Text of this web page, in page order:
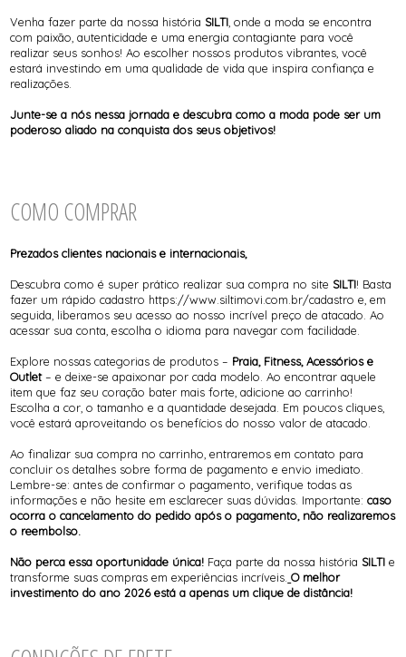
Venha fazer parte da nossa história SILTI, onde a moda se encontra
com paixão, autenticidade e uma energia contagiante para você
realizar seus sonhos! Ao escolher nossos produtos vibrantes, você
estará investindo em uma qualidade de vida que inspira confiança e
realizações.
Junte-se a nós nessa jornada e descubra como a moda pode ser um
poderoso aliado na conquista dos seus objetivos!
COMO COMPRAR
Prezados clientes nacionais e internacionais,
Descubra como é super prático realizar sua compra no site SILTI! Basta
fazer um rápido cadastro https://www.siltimovi.com.br/cadastro e, em
seguida, liberamos seu acesso ao nosso incrível preço de atacado. Ao
acessar sua conta, escolha o idioma para navegar com facilidade.
Explore nossas categorias de produtos – Praia, Fitness, Acessórios e
Outlet– e deixe-se apaixonar por cada modelo. Ao encontrar aquele
item que faz seu coração bater mais forte, adicione ao carrinho!
Escolha a cor, o tamanho e a quantidade desejada. Em poucos cliques,
você estará aproveitando os benefícios do nosso valor de atacado.
Ao finalizar sua compra no carrinho, entraremos em contato para
concluir os detalhes sobre forma de pagamento e envio imediato.
Lembre-se: antes de confirmar o pagamento, verifique todas as
informações e não hesite em esclarecer suas dúvidas. Importante: caso
ocorra o cancelamento do pedido após o pagamento, não realizaremos
o reembolso.
Não perca essa oportunidade única! Faça parte da nossa história SILTI e
transforme suas compras em experiências incríveis. O melhor
investimento do ano 2026 está a apenas um clique de distância!